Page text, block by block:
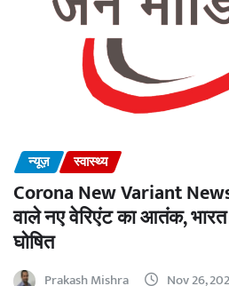
न्यूज़ स्वास्थ्य
Corona New Variant
वाले नए वेरिएंट का आतंक,
घोषित
Prakash Mishra Nov 26,